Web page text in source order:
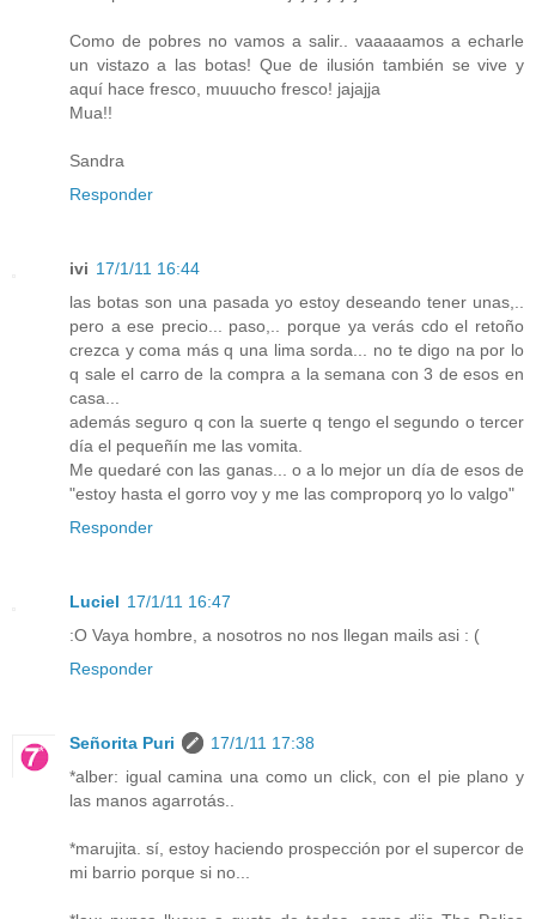
Como de pobres no vamos a salir.. vaaaaamos a echarle
un vistazo a las botas! Que de ilusión también se vive y
aquí hace fresco, muuucho fresco! jajajja
Mua!!
Sandra
Responder
ivi 17/1/11 16:44
las botas son una pasada yo estoy deseando tener unas,..
pero a ese precio... paso,.. porque ya verás cdo el retoño
crezca y coma más q una lima sorda... no te digo na por lo
q sale el carro de la compra a la semana con 3 de esos en
casa...
además seguro q con la suerte q tengo el segundo o tercer
día el pequeñín me las vomita.
Me quedaré con las ganas... o a lo mejor un día de esos de
"estoy hasta el gorro voy y me las comproporq yo lo valgo"
Responder
Luciel 17/1/11 16:47
:O Vaya hombre, a nosotros no nos llegan mails asi : (
Responder
Señorita Puri
17/1/11 17:38
*alber: igual camina una como un click, con el pie plano y
las manos agarrotás..
*marujita. sí, estoy haciendo prospección por el supercor de
mi barrio porque si no...